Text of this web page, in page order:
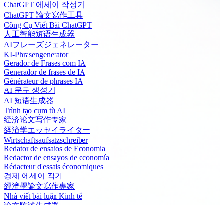
ChatGPT 에세이 작성기
ChatGPT 論文寫作工具
Công Cụ Viết Bài ChatGPT
人工智能短语生成器
AIフレーズジェネレーター
KI-Phrasengenerator
Gerador de Frases com IA
Generador de frases de IA
Générateur de phrases IA
AI 문구 생성기
AI 短语生成器
Trình tạo cụm từ AI
经济论文写作专家
経済学エッセイライター
Wirtschaftsaufsatzschreiber
Redator de ensaios de Economia
Redactor de ensayos de economía
Rédacteur d'essais économiques
경제 에세이 작가
經濟學論文寫作專家
Nhà viết bài luận Kinh tế